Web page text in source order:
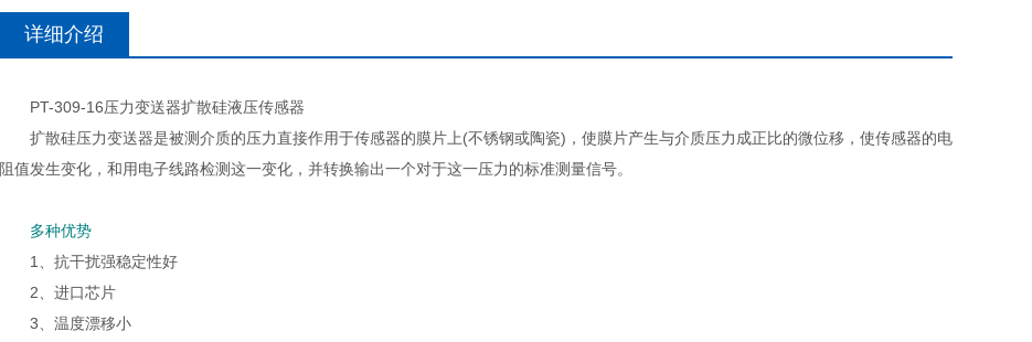
详细介绍
PT-309-16压力变送器扩散硅液压传感器
扩散硅压力变送器是被测介质的压力直接作用于传感器的膜片上(不锈钢或陶瓷)，使膜片产生与介质压力成正比的微位移，使传感器的电
阻值发生变化，和用电子线路检测这一变化，并转换输出一个对于这一压力的标准测量信号。
多种优势
1、抗干扰强稳定性好
2、进口芯片
3、温度漂移小